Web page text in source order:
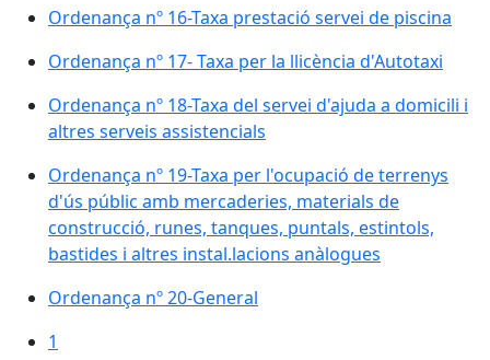
Ordenança nº 16-Taxa prestació servei de piscina
Ordenança nº 17- Taxa per la llicència d'Autotaxi
Ordenança nº 18-Taxa del servei d'ajuda a domicili i
altres serveis assistencials
Ordenança nº 19-Taxa per l'ocupació de terrenys
d'ús públic amb mercaderies, materials de
construcció, runes, tanques, puntals, estintols,
bastides i altres instal.lacions anàlogues
Ordenança nº 20-General
1